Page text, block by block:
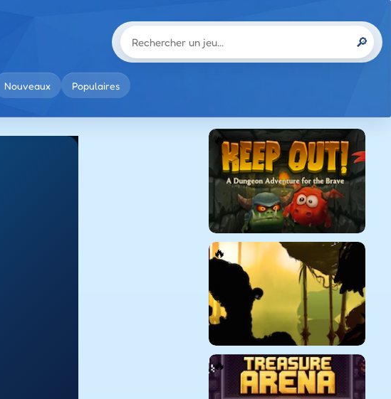
🔎
Nouveaux Populaires